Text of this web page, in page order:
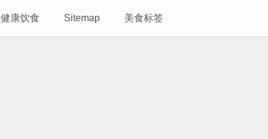
健康饮食 Sitemap 美食标签